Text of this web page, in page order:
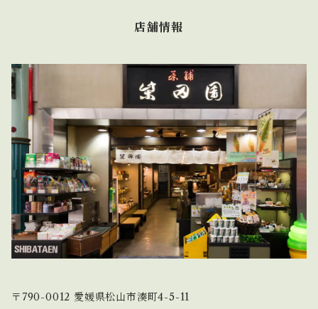
店舗情報
〒790-0012 愛媛県松山市湊町4-5-11